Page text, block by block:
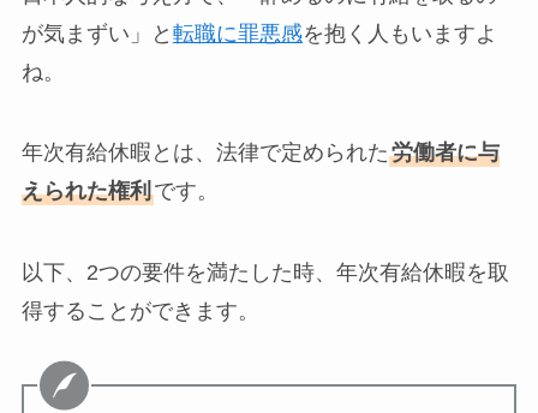
が気まずい」と 転職に罪悪感を抱く人もいますよ
ね。
年次有給休暇とは、法律で定められた労働者に与
えられた権利です。
以下、2つの要件を満たした時、年次有給休暇を取
得することができます。